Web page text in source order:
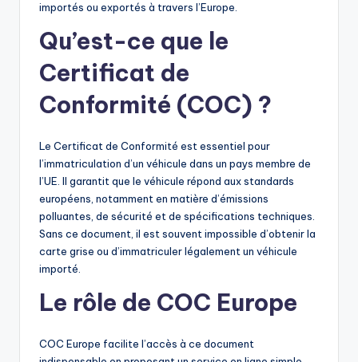
importés ou exportés à travers l’Europe.
Qu’est-ce que le
Certificat de
Conformité (COC) ?
Le Certificat de Conformité est essentiel pour
l’immatriculation d’un véhicule dans un pays membre de
l’UE. Il garantit que le véhicule répond aux standards
européens, notamment en matière d’émissions
polluantes, de sécurité et de spécifications techniques.
Sans ce document, il est souvent impossible d’obtenir la
carte grise ou d’immatriculer légalement un véhicule
importé.
Le rôle de COC Europe
COC Europe facilite l’accès à ce document